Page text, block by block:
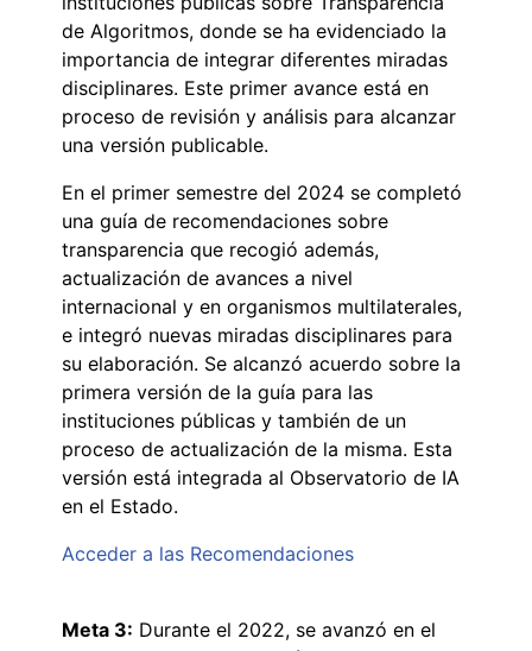
de Algoritmos, donde se ha evidenciado la
importancia de integrar diferentes miradas
disciplinares. Este primer avance está en
proceso de revisión y análisis para alcanzar
una versión publicable.
En el primer semestre del 2024 se completó
una guía de recomendaciones sobre
transparencia que recogió además,
actualización de avances a nivel
internacional y en organismos multilaterales,
e integró nuevas miradas disciplinares para
su elaboración. Se alcanzó acuerdo sobre la
primera versión de la guía para las
instituciones públicas y también de un
proceso de actualización de la misma. Esta
versión está integrada al Observatorio de IA
en el Estado.
Acceder a las Recomendaciones
Meta 3: Durante el 2022, se avanzó en el